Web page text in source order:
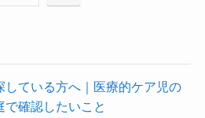
ている方へ｜医療的ケア児の
確認したいこと